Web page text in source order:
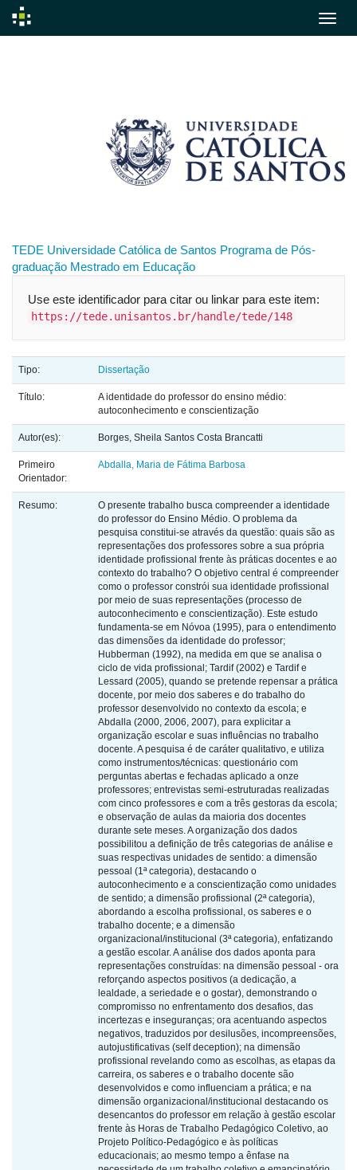
TEDE Universidade Católica de Santos Programa de Pós-
graduação Mestrado em Educação
Use este identificador para citar ou linkar para este item:
https://tede.unisantos.br/handle/tede/148
Tipo: Dissertação
Título:
A identidade do professor do ensino médio:
autoconhecimento e conscientização
Autor(es): Borges, Sheila Santos Costa Brancatti
Primeiro
Orientador:
Abdalla, Maria de Fátima Barbosa
Resumo:
O presente trabalho busca compreender a identidade
do professor do Ensino Médio. O problema da
pesquisa constitui-se através da questão: quais são as
representações dos professores sobre a sua própria
identidade profissional frente às práticas docentes e ao
contexto do trabalho? O objetivo central é compreender
como o professor constrói sua identidade profissional
por meio de suas representações (processo de
autoconhecimento e conscientização). Este estudo
fundamenta-se em Nóvoa (1995), para o entendimento
das dimensões da identidade do professor;
Hubberman (1992), na medida em que se analisa o
ciclo de vida profissional; Tardif (2002) e Tardif e
Lessard (2005), quando se pretende repensar a prática
docente, por meio dos saberes e do trabalho do
professor desenvolvido no contexto da escola; e
Abdalla (2000, 2006, 2007), para explicitar a
organização escolar e suas influências no trabalho
docente. A pesquisa é de caráter qualitativo, e utiliza
como instrumentos/técnicas: questionário com
perguntas abertas e fechadas aplicado a onze
professores; entrevistas semi-estruturadas realizadas
com cinco professores e com a três gestoras da escola;
e observação de aulas da maioria dos docentes
durante sete meses. A organização dos dados
possibilitou a definição de três categorias de análise e
suas respectivas unidades de sentido: a dimensão
pessoal (1ª categoria), destacando o
autoconhecimento e a conscientização como unidades
de sentido; a dimensão profissional (2ª categoria),
abordando a escolha profissional, os saberes e o
trabalho docente; e a dimensão
organizacional/institucional (3ª categoria), enfatizando
a gestão escolar. A análise dos dados aponta para
representações construídas: na dimensão pessoal - ora
reforçando aspectos positivos (a dedicação, a
lealdade, a seriedade e o gostar), demonstrando o
compromisso no enfrentamento dos desafios, das
incertezas e inseguranças; ora acentuando aspectos
negativos, traduzidos por desilusões, incompreensões,
autojustificativas (self deception); na dimensão
profissional revelando como as escolhas, as etapas da
carreira, os saberes e o trabalho docente são
desenvolvidos e como influenciam a prática; e na
dimensão organizacional/institucional destacando os
desencantos do professor em relação à gestão escolar
frente às Horas de Trabalho Pedagógico Coletivo, ao
Projeto Político-Pedagógico e às políticas
educacionais; ao mesmo tempo a ênfase na